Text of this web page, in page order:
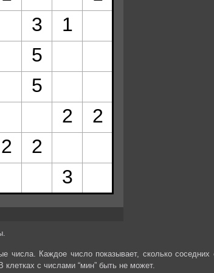
числа. Каждое число показывает, сколько соседних
клетках с числами “мин” быть не может.